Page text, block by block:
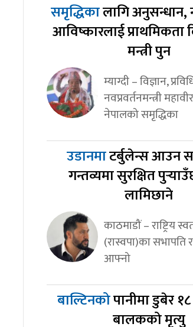
समृद्धिकालागि अनुसन्धान,
आविष्कारलाई प्राथमिकता
मन्त्री पुन
म्याग्दी – विज्ञान,
नवप्रवर्तनमन्त्री
नेपालको समृद्धिका
उडानमाटर्बुलेन्स आउन
गन्तव्यमा सुरक्षित
लामिछाने
काठमाडौं – राष्ट्रिय
(रास्वपा)का सभापति
आफ्नो
बाल्टिनकोपानीमा डुबेर
बालकको मृत्यु